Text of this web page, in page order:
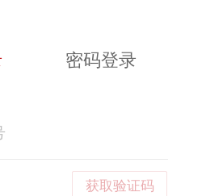
密码登录
获取验证码